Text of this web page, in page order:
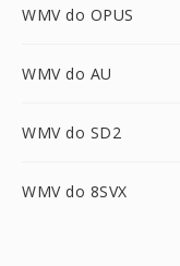
WMV do OPUS
WMV do AU
WMV do SD2
WMV do 8SVX